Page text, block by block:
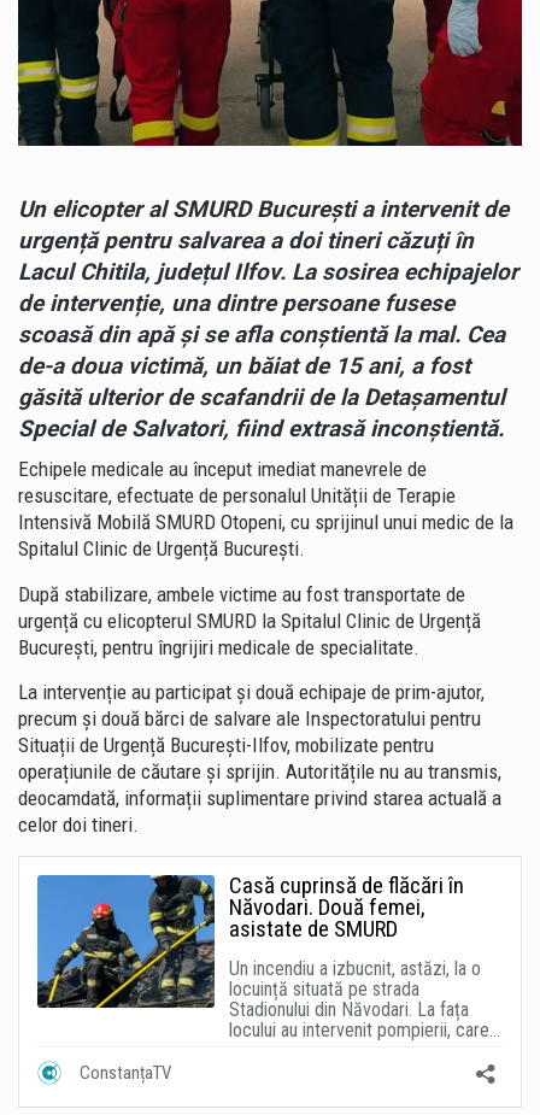
Un elicopter alSMURDBucurești a intervenit de
urgență pentru salvarea a doi tineri căzuți în
Lacul Chitila, județul Ilfov. La sosirea echipajelor
de intervenție, una dintre persoane fusese
scoasă din apă și se afla conștientă la mal. Cea
de-a doua victimă, un băiat de 15 ani, a fost
găsită ulterior de scafandrii de la Detașamentul
Special de Salvatori, fiind extrasă inconștientă.
Echipele medicale au început imediat manevrele de
resuscitare, efectuate de personalul Unității de Terapie
Intensivă Mobilă SMURD Otopeni, cu sprijinul unui medic de la
Spitalul Clinic de Urgență București.
După stabilizare, ambele victime au fost transportate de
urgență cu elicopterul SMURD la Spitalul Clinic de Urgență
București, pentru îngrijiri medicale de specialitate.
La intervenție au participat și două echipaje de prim-ajutor,
precum și două bărci de salvare ale Inspectoratului pentru
Situații de Urgență București-Ilfov, mobilizate pentru
operațiunile de căutare și sprijin. Autoritățile nu au transmis,
deocamdată, informații suplimentare privind starea actuală a
celor doi tineri.